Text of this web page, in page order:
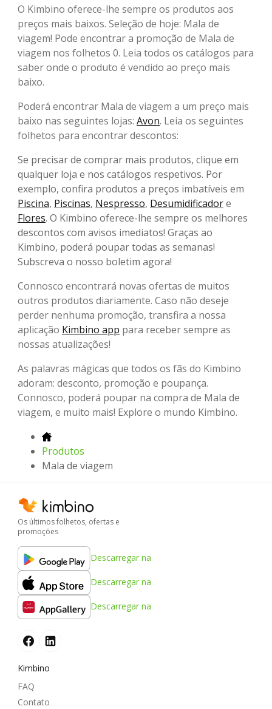
O Kimbino oferece-lhe sempre os produtos aos
preços mais baixos. Seleção de hoje: Mala de
viagem! Pode encontrar a promoção de Mala de
viagem nos folhetos 0. Leia todos os catálogos para
saber onde o produto é vendido ao preço mais
baixo.
Poderá encontrar Mala de viagem a um preço mais
baixo nas seguintes lojas: Avon. Leia os seguintes
folhetos para encontrar descontos:
Se precisar de comprar mais produtos, clique em
qualquer loja e nos catálogos respetivos. Por
exemplo, confira produtos a preços imbatíveis em
Piscina, Piscinas, Nespresso, Desumidificadore
Flores. O Kimbino oferece-lhe sempre os melhores
descontos com avisos imediatos! Graças ao
Kimbino, poderá poupar todas as semanas!
Subscreva o nosso boletim agora!
Connosco encontrará novas ofertas de muitos
outros produtos diariamente. Caso não deseje
perder nenhuma promoção, transfira a nossa
aplicação Kimbino app para receber sempre as
nossas atualizações!
As palavras mágicas que todos os fãs do Kimbino
adoram: desconto, promoção e poupança.
Connosco, poderá poupar na compra de Mala de
viagem, e muito mais! Explore o mundo Kimbino.
Produtos
Mala de viagem
Os últimos folhetos, ofertas e
promoções
Descarregar na
Descarregar na
Descarregar na
Kimbino
FAQ
Contato